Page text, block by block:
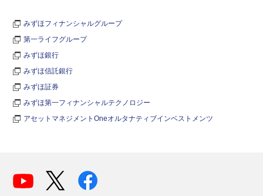
みずほフィナンシャルグループ
第一ライフグループ
みずほ銀行
みずほ信託銀行
みずほ証券
みずほ第一フィナンシャルテクノロジー
アセットマネジメントOneオルタナティブインベストメンツ